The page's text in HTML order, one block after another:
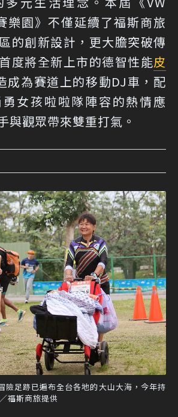
樂園》不僅延續了福斯商旅
的創新設計，更大膽突破傳
度將全新上市的德智性能皮
成為賽道上的移動DJ車，配
女孩啦啦隊陣容的熱情應
與觀眾帶來雙重打氣。
險足跡已遍布全台各地的大山大海，今年持
福斯商旅提供